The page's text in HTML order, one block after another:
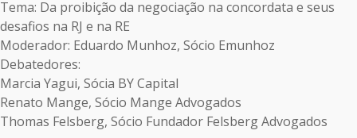
Tema: Da proibição da negociação na concordata e seus
desafios na RJ e na RE
Moderador: Eduardo Munhoz, Sócio Emunhoz
Debatedores:
Marcia Yagui, Sócia BY Capital
Renato Mange, Sócio Mange Advogados
Thomas Felsberg, Sócio Fundador Felsberg Advogados